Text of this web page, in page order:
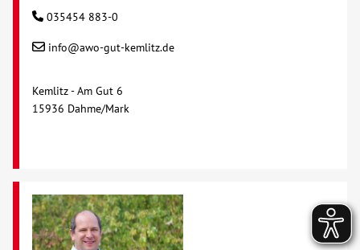
035454 883-0
info@awo-gut-kemlitz.de
Kemlitz - Am Gut 6
15936 Dahme/Mark